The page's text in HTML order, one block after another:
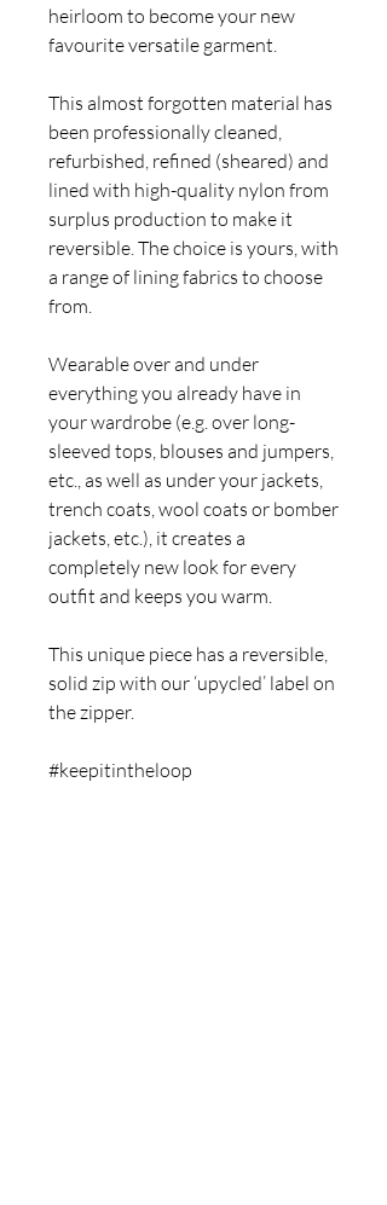
heirloom to become your new
favourite versatile garment.
This almost forgotten material has
been professionally cleaned,
refurbished, refined (sheared) and
lined with high-quality nylon from
surplus production to make it
reversible. The choice is yours, with
a range of lining fabrics to choose
from.
Wearable over and under
everything you already have in
your wardrobe (e.g. over long-
sleeved tops, blouses and jumpers,
etc., as well as under your jackets,
trench coats, wool coats or bomber
jackets, etc.), it creates a
completely new look for every
outfit and keeps you warm.
This unique piece has a reversible,
solid zip with our ‘upycled’ label on
the zipper.
#keepitintheloop